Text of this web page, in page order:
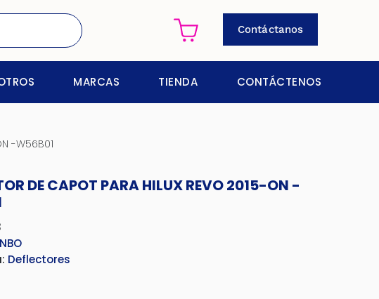
Contáctanos
MARCAS TIENDA CONTÁCTENOS
-W56B01
DE CAPOT PARA HILUX REVO 2015-ON -
Deflectores